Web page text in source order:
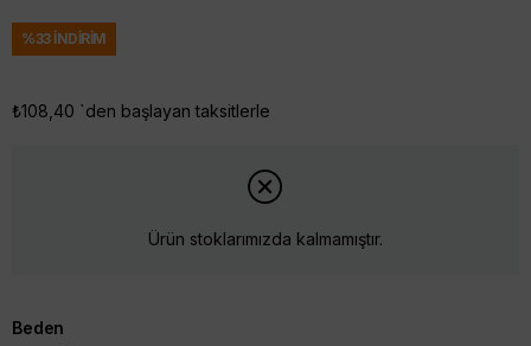
%33İNDIRIM
₺108,40 `den başlayan taksitlerle
Ürün stoklarımızda kalmamıştır.
Beden